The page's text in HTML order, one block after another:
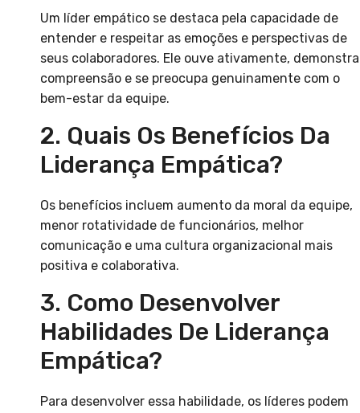
Um líder empático se destaca pela capacidade de
entender e respeitar as emoções e perspectivas de
seus colaboradores. Ele ouve ativamente, demonstra
compreensão e se preocupa genuinamente com o
bem-estar da equipe.
2. Quais Os Benefícios Da
Liderança Empática?
Os benefícios incluem aumento da moral da equipe,
menor rotatividade de funcionários, melhor
comunicação e uma cultura organizacional mais
positiva e colaborativa.
3. Como Desenvolver
Habilidades De Liderança
Empática?
Para desenvolver essa habilidade, os líderes podem